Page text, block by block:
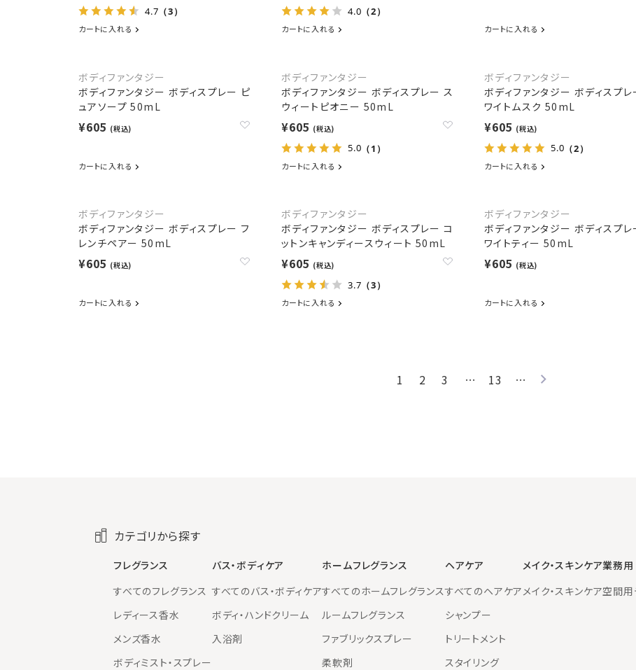
4.7 （3）
カートに入れる
4.0 （2）
カートに入れる カートに入れる
ボディファンタジー
ボディファンタジー ボディスプレー ピ
ュアソープ 50mL
¥605 (税込)
カートに入れる
ボディファンタジー
ボディファンタジー ボディスプレー ス
ウィートピオニー 50mL
¥605 (税込)
5.0 （1）
カートに入れる
ボディファンタジー
ボディファンタジー ボディスプ
ワイトムスク 50mL
¥605 (税込)
5.0 （2）
カートに入れる
ボディファンタジー
ボディファンタジー ボディスプレー フ
レンチペアー 50mL
¥605 (税込)
カートに入れる
ボディファンタジー
ボディファンタジー ボディスプレー コ
ットンキャンディースウィート 50mL
¥605 (税込)
3.7 （3）
カートに入れる
ボディファンタジー
ボディファンタジー ボディスプ
ワイトティー 50mL
¥605 (税込)
カートに入れる
1 2 3 … 13 …
カテゴリから探す
フレグランス
すべてのフレグランス
レディース香水
メンズ香水
ボディミスト・スプレー
バス・ボディケア
すべてのバス・ボディケア
ボディ・ハンドクリーム
入浴剤
ホームフレグランス
すべてのホームフレグランス
ルームフレグランス
ファブリックスプレー
柔軟剤
ヘアケア
すべてのヘアケア
シャンプー
トリートメント
スタイリング
メイク・スキンケア
メイク・スキンケア
業務用
空間用